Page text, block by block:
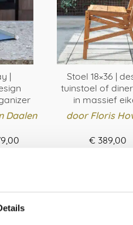
|
Daalen
Stoel 18×36 |
tuinstoel of
in massief
door Floris
€ 389,00